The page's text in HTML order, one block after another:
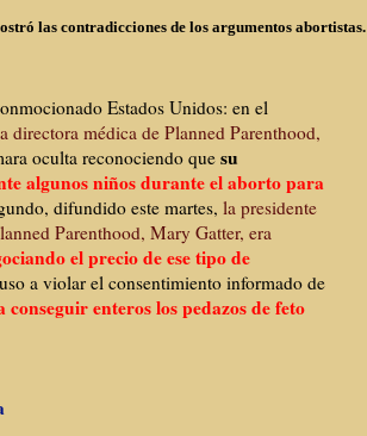
las contradicciones de los argumentos abortistas.
Estados Unidos: en el
directora médica de Planned Parenthood,
oculta reconociendo que su
algunos niños durante el aborto para
difundido este martes, la presidente
Parenthood, Mary Gatter, era
el precio de ese tipo de
a violar el consentimiento informado de
conseguir enteros los pedazos de feto